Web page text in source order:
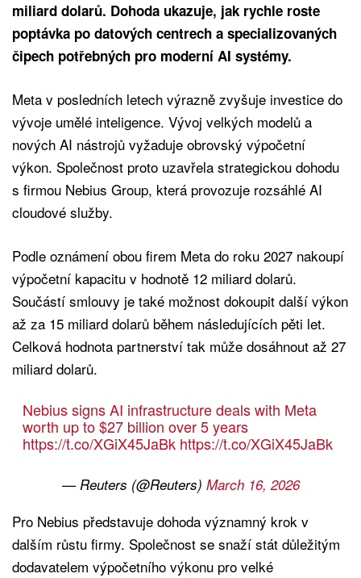
miliard dolarů. Dohoda ukazuje, jak rychle roste
poptávka po datových centrech a specializovaných
čipech potřebných pro moderní AI systémy.
Meta v posledních letech výrazně zvyšuje investice do
vývoje umělé inteligence. Vývoj velkých modelů a
nových AI nástrojů vyžaduje obrovský výpočetní
výkon. Společnost proto uzavřela strategickou dohodu
s firmou Nebius Group, která provozuje rozsáhlé AI
cloudové služby.
Podle oznámení obou firem Meta do roku 2027 nakoupí
výpočetní kapacitu v hodnotě 12 miliard dolarů.
Součástí smlouvy je také možnost dokoupit další výkon
až za 15 miliard dolarů během následujících pěti let.
Celková hodnota partnerství tak může dosáhnout až 27
miliard dolarů.
Nebius signs AI infrastructure deals with Meta
worth up to $27 billion over 5 years
https://t.co/XGiX45JaBk https://t.co/XGiX45JaBk
— Reuters (@Reuters) March 16, 2026
Pro Nebius představuje dohoda významný krok v
dalším růstu firmy. Společnost se snaží stát důležitým
dodavatelem výpočetního výkonu pro velké